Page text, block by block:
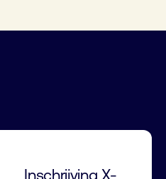
Inschrijving X-